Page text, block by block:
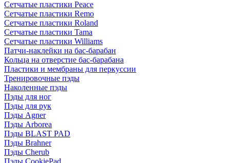
Сетчатые пластики Peace
Сетчатые пластики Remo
Сетчатые пластики Roland
Сетчатые пластики Tama
Сетчатые пластики Williams
Патчи-наклейки на бас-барабан
Кольца на отверстие бас-барабана
Пластики и мембраны для перкуссии
Тренировочные пэды
Наколенные пэды
Пэды для ног
Пэды для рук
Пэды Agner
Пэды Arborea
Пэды BLAST PAD
Пэды Brahner
Пэды Cherub
Пэды CookiePad